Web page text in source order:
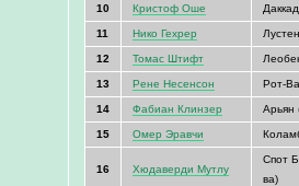
10 Кристоф Оше
11 Нико Гехрер
12 Томас Штифт
13 Рене Несенсон Рот-
14 Фабиан Клинзер Арьян
15 Омер Эравчи
16 Хюдаверди Мутлу
Спот
ва)